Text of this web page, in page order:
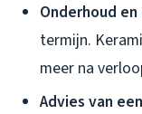
Onderhoud
termijn.
meer na
Advies van